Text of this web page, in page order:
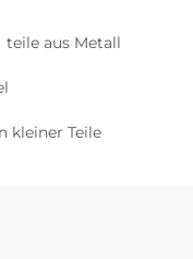
teile aus Metall
kleiner Teile